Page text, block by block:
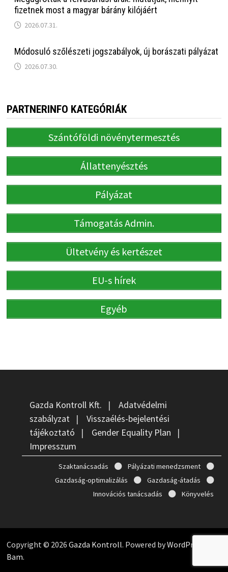
fizetnek most a magyar bárány kilójáért
2026.07.31.
Módosuló szőlészeti jogszabályok, új borászati pályázat
2026.07.30.
PARTNERINFO KATEGÓRIÁK
Szántóföldi növénytermesztés
Állattenyésztés
Pályázat
Támogatás Admin.
Ültetvény és kertészet
EU-s hírek
Egyéb
Gazda Kontroll Kft. | Adatvédelmi
szabályzat| Visszaélés-bejelentési
tájékoztató | Gender Equality Plan |
Impresszum
Szaktanácsadás
Pályázati menedzsment
Gazdaság-optimalizálás
Gazdaság-átadás
Innovációs tanácsadás
Könyvelés
Copyright © 2026 Gazda Kontroll. Powered byWordPress
Bam.